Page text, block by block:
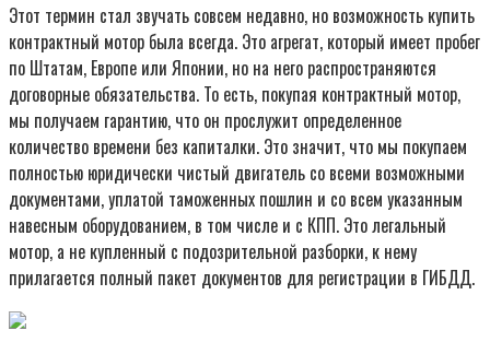
Этот термин стал звучать совсем недавно, но возможность купить
контрактный мотор была всегда. Это агрегат, который имеет пробег
по Штатам, Европе или Японии, но на него распространяются
договорные обязательства. То есть, покупая контрактный мотор,
мы получаем гарантию, что он прослужит определенное
количество времени без капиталки. Это значит, что мы покупаем
полностью юридически чистый двигатель со всеми возможными
документами, уплатой таможенных пошлин и со всем указанным
навесным оборудованием, в том числе и с КПП. Это легальный
мотор, а не купленный с подозрительной разборки, к нему
прилагается полный пакет документов для регистрации в ГИБДД.